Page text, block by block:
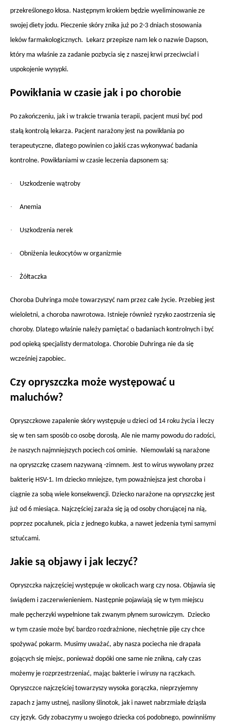
przekreślonego kłosa. Następnym krokiem będzie wyeliminowanie ze
swojej diety jodu. Pieczenie skóry znika już po 2-3 dniach stosowania
leków farmakologicznych. Lekarz przepisze nam lek o nazwie Dapson,
który ma właśnie za zadanie pozbycia się z naszej krwi przeciwciał i
uspokojenie wysypki.
Powikłania w czasie jak i po chorobie
Po zakończeniu, jak i w trakcie trwania terapii, pacjent musi być pod
stałą kontrolą lekarza. Pacjent narażony jest na powikłania po
terapeutyczne, dlatego powinien co jakiś czas wykonywać badania
kontrolne. Powikłaniami w czasie leczenia dapsonem są:
· Uszkodzenie wątroby
· Anemia
· Uszkodzenia nerek
· Obniżenia leukocytów w organizmie
· Żółtaczka
Choroba Duhringa może towarzyszyć nam przez całe życie. Przebieg jest
wieloletni, a choroba nawrotowa. Istnieje również ryzyko zaostrzenia się
choroby. Dlatego właśnie należy pamiętać o badaniach kontrolnych i być
pod opieką specjalisty dermatologa. Chorobie Duhringa nie da się
wcześniej zapobiec.
Czy opryszczka może występować u
maluchów?
Opryszczkowe zapalenie skóry występuje u dzieci od 14 roku życia i leczy
się w ten sam sposób co osobę dorosłą. Ale nie mamy powodu do radości,
że naszych najmniejszych pociech coś ominie. Niemowlaki są narażone
na opryszczkę czasem nazywaną -zimnem. Jest to wirus wywołany przez
bakterię HSV-1. Im dziecko mniejsze, tym poważniejsza jest choroba i
ciągnie za sobą wiele konsekwencji. Dziecko narażone na opryszczkę jest
już od 6 miesiąca. Najczęściej zaraża się ją od osoby chorującej na nią,
poprzez pocałunek, picia z jednego kubka, a nawet jedzenia tymi samymi
sztućcami.
Jakie są objawy i jak leczyć?
Opryszczka najczęściej występuje w okolicach warg czy nosa. Objawia się
świądem i zaczerwienieniem. Następnie pojawiają się w tym miejscu
małe pęcherzyki wypełnione tak zwanym płynem surowiczym. Dziecko
w tym czasie może być bardzo rozdrażnione, niechętnie pije czy chce
spożywać pokarm. Musimy uważać, aby nasza pociecha nie drapała
gojących się miejsc, ponieważ dopóki one same nie znikną, cały czas
możemy je rozprzestrzeniać, mając bakterie i wirusy na rączkach.
Opryszczce najczęściej towarzyszy wysoka gorączka, nieprzyjemny
zapach z jamy ustnej, nasilony ślinotok, jak i nawet nabrzmiałe dziąsła
czy język. Gdy zobaczymy u swojego dziecka coś podobnego, powinniśmy